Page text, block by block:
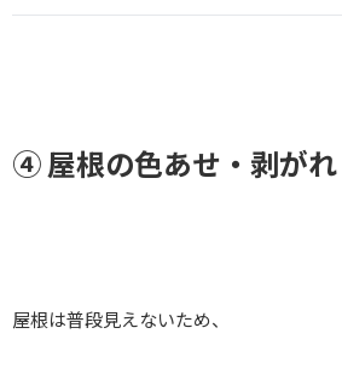
④ 屋根の色あせ・剥がれ
屋根は普段見えないため、